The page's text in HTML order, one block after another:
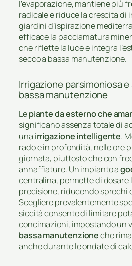
l’evaporazione, mantiene più
radicale e riduce la crescita di
giardini d’ispirazione
efficace la pacciamatura
che riflette la luce e integra
secco a bassa manutenzione.
Irrigazione parsimoniosa
bassa manutenzione
Lepiante da esterno che
significano assenza totale di
una irrigazione intelligente.
rado e in profondità, nelle ore
giornata, piuttosto che con
annaffiature. Un impianto a
centralina, permette di dosare
precisione, riducendo sprechi
Scegliere prevalentemente
siccità consente di limitare
concimazioni, impostando un
bassa manutenzioneche
anche durante le ondate di